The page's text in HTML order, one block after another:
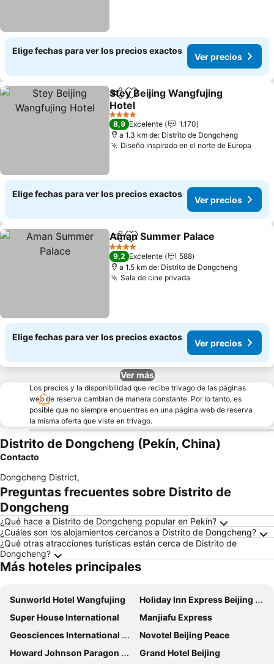
Elige fechas para ver los precios exactos
Ver precios
CompartirAgregar a favoritos
Stey Beijing Wangfujing
Hotel
Ver precios
4 Estrellas
8,9 Excelente
1.170
a 1.3 km de: Distrito de Dongcheng
Diseño inspirado en el norte de Europa
Elige fechas para ver los precios exactos
Ver precios
CompartirAgregar a favoritos
Aman Summer Palace
4 Estrellas
9,2 Excelente
588
a 1.5 km de: Distrito de Dongcheng
Sala de cine privada
Elige fechas para ver los precios exactos
Ver precios
Ver más
Los precios y la disponibilidad que recibe trivago de las páginas
web de reserva cambian de manera constante. Por lo tanto, es
posible que no siempre encuentres en una página web de reserva
la misma oferta que viste en trivago.
Distrito de Dongcheng (Pekín, China)
Contacto
Dongcheng District,
Preguntas frecuentes sobre Distrito de
Dongcheng
¿Qué hace a Distrito de Dongcheng popular en Pekín?
¿Cuáles son los alojamientos cercanos a Distrito de Dongcheng?
¿Qué otras atracciones turísticas están cerca de Distrito de
Dongcheng?
Más hoteles principales
Sunworld Hotel Wangfujing
Holiday Inn Express Beijing Temple Of Heaven By Ihg
Super House International
Manjiafu Express
Geosciences International Conference Centre Hotel
Novotel Beijing Peace
Howard Johnson Paragon Hotel Beijing
Grand Hotel Beijing